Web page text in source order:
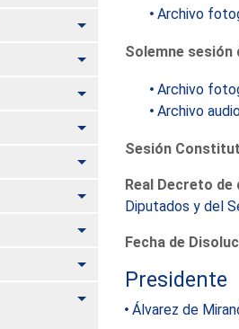
Alternar
Alternar
Alternar
Alternar
Alternar
Alternar
Alternar
Alternar
Alternar
Archivo
Solemne sesión
Archivo
Archivo
Sesión
Real Decreto de
Diputados y del
Fecha de
Presidente
Álvarez de